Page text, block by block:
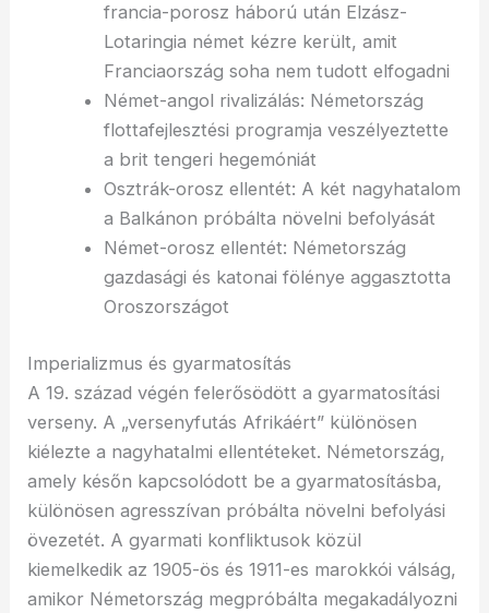
francia-porosz háború után Elzász-
Lotaringia német kézre került, amit
Franciaország soha nem tudott elfogadni
Német-angol rivalizálás: Németország
flottafejlesztési programja veszélyeztette
a brit tengeri hegemóniát
Osztrák-orosz ellentét: A két nagyhatalom
a Balkánon próbálta növelni befolyását
Német-orosz ellentét: Németország
gazdasági és katonai fölénye aggasztotta
Oroszországot
Imperializmus és gyarmatosítás
A 19. század végén felerősödött a gyarmatosítási
verseny. A „versenyfutás Afrikáért” különösen
kiélezte a nagyhatalmi ellentéteket. Németország,
amely későn kapcsolódott be a gyarmatosításba,
különösen agresszívan próbálta növelni befolyási
övezetét. A gyarmati konfliktusok közül
kiemelkedik az 1905-ös és 1911-es marokkói válság,
amikor Németország megpróbálta megakadályozni